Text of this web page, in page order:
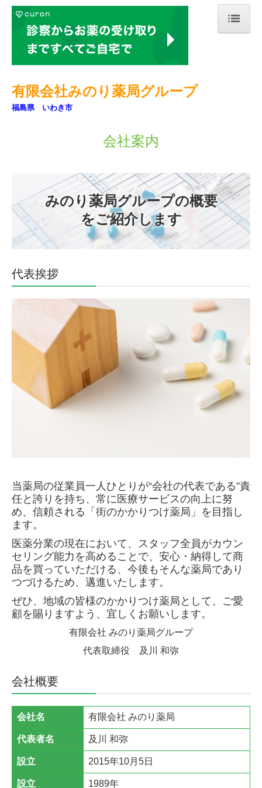
ホーム
会社案内
ジェネリック薬について
オンライン服薬指導
有限会社みのり薬局グループ
福島県 いわき市
会社案内
みのり薬局グループの概要
をご紹介します
代表挨拶
当薬局の従業員一人ひとりが“会社の代表である”責
任と誇りを持ち、常に医療サービスの向上に努
め、信頼される「街のかかりつけ薬局」を目指し
ます。
医薬分業の現在において、スタッフ全員がカウン
セリング能力を高めることで、安心・納得して商
品を買っていただける、今後もそんな薬局であり
つづけるため、邁進いたします。
ぜひ、地域の皆様のかかりつけ薬局として、ご愛
顧を賜りますよう、宜しくお願いします。
有限会社 みのり薬局グループ
代表取締役 及川 和弥
会社概要
会社名 有限会社 みのり薬局
代表者名 及川 和弥
設立 2015年10月5日
設立 1989年